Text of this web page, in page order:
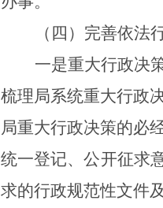
（四）完善依法
一是重大行政决
梳理局系统重大行政
局重大行政决策的必
统一登记、公开征求
求的行政规范性文件